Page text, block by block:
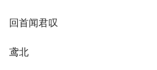
回首闻君叹
鸢北